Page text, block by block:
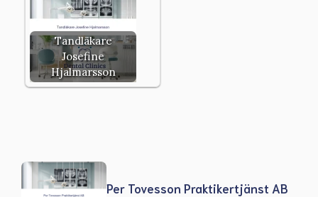
Tandläkare
Josefine
Hjalmarsson
Per Tovesson Praktikertjänst AB